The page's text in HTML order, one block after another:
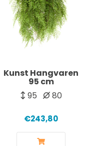
Kunst Hangvaren
95 cm
95
80
€243,80